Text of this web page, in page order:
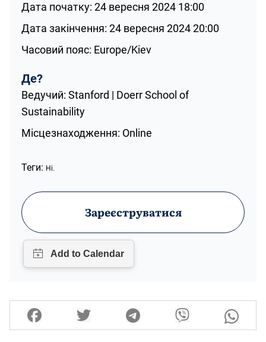
Дата початку: 24 вересня 2024 18:00
Дата закінчення: 24 вересня 2024 20:00
Часовий пояс: Europe/Kiev
Де?
Ведучий: Stanford | Doerr School of
Sustainability
Місцезнаходження: Online
Теги: Ні.
Зареєструватися